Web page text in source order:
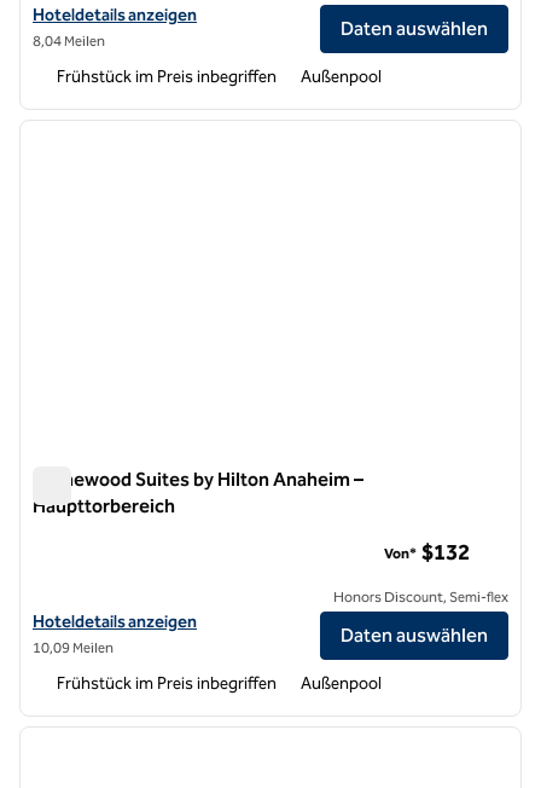
Hoteldetails für Homewood Suites by Hilton Aliso Viejo – Laguna
Hoteldetails anzeigen
8,04 Meilen
Daten auswählen
Frühstück im Preis inbegriffen Außenpool
1 von 12
Homewood Suites by Hilton Anaheim –
Haupttorbereich
Hoteldetails für Homewood Suites by Hilton Anaheim-Main Gate
Hoteldetails anzeigen
10,09 Meilen
Von* $132
Honors Discount, Semi-flex
Daten auswählen
Frühstück im Preis inbegriffen Außenpool
1 von 11